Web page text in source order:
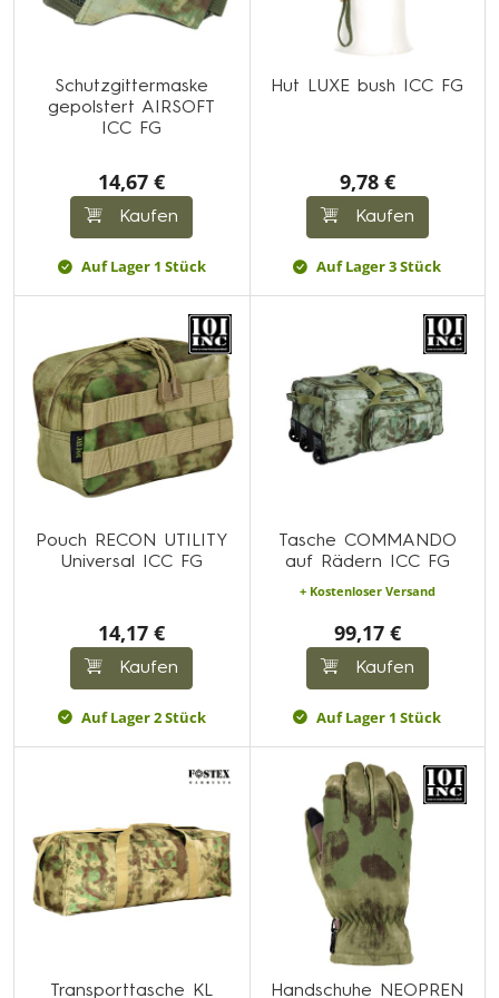
Schutzgittermaske
gepolstert AIRSOFT
ICC FG
14,67 €
Kaufen
Auf Lager 1 Stück
Hut LUXE bush ICC FG
9,78 €
Kaufen
Auf Lager 3 Stück
Pouch RECON UTILITY
Universal ICC FG
14,17 €
Kaufen
Auf Lager 2 Stück
Tasche COMMANDO
auf Rädern ICC FG
+ Kostenloser Versand
99,17 €
Kaufen
Auf Lager 1 Stück
Transporttasche KL Handschuhe NEOPREN